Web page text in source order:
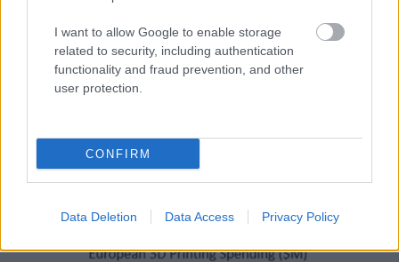
I want to allow Google to enable storage
related to security, including authentication
functionality and fraud prevention, and other
user protection.
CONFIRM
Data Deletion Data Access Privacy Policy
megmérettetés, a PPHC (Pikes Peak International Hill
Climb) idei kiadásának „négykerekes korlátlan,
alternatív üzemanyag” szekcióját. Ebbe a…